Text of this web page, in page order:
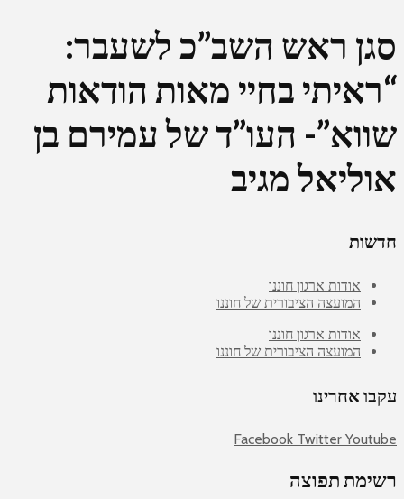
סגן ראש השב”כ לשעבר:
“ראיתי בחיי מאות הודאות
שווא”- העו”ד של עמירם בן
אוליאל מגיב
חדשות
אודות ארגון חוננו
המועצה הציבורית של חוננו
אודות ארגון חוננו
המועצה הציבורית של חוננו
עקבו אחרינו
Facebook Twitter Youtube
רשימת תפוצה